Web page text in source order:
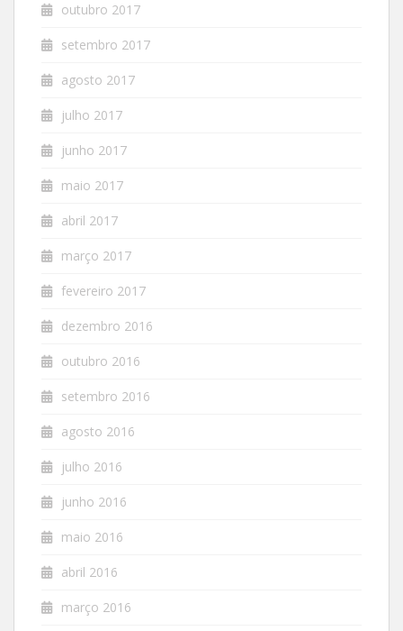
outubro 2017
setembro 2017
agosto 2017
julho 2017
junho 2017
maio 2017
abril 2017
março 2017
fevereiro 2017
dezembro 2016
outubro 2016
setembro 2016
agosto 2016
julho 2016
junho 2016
maio 2016
abril 2016
março 2016